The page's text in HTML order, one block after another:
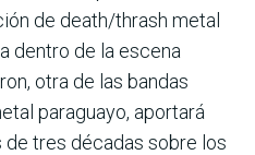
de death/thrash metal
dentro de la escena
otra de las bandas
paraguayo, aportará
tres décadas sobre los